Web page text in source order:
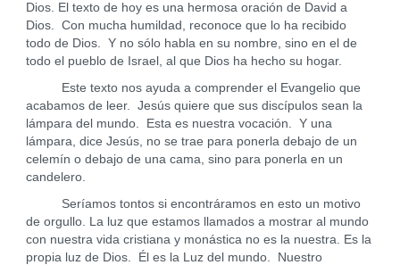
Dios. El texto de hoy es una hermosa oración de David a
Dios. Con mucha humildad, reconoce que lo ha recibido
todo de Dios. Y no sólo habla en su nombre, sino en el de
todo el pueblo de Israel, al que Dios ha hecho su hogar.
Este texto nos ayuda a comprender el Evangelio que
acabamos de leer. Jesús quiere que sus discípulos sean la
lámpara del mundo. Esta es nuestra vocación. Y una
lámpara, dice Jesús, no se trae para ponerla debajo de un
celemín o debajo de una cama, sino para ponerla en un
candelero.
Seríamos tontos si encontráramos en esto un motivo
de orgullo. La luz que estamos llamados a mostrar al mundo
con nuestra vida cristiana y monástica no es la nuestra. Es la
propia luz de Dios. Él es la Luz del mundo. Nuestro